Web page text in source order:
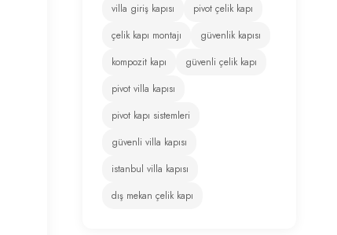
villa giriş kapısı
pivot çelik kapı
çelik kapı montajı
güvenlik kapısı
kompozit kapı
güvenli çelik kapı
pivot villa kapısı
pivot kapı sistemleri
güvenli villa kapısı
istanbul villa kapısı
dış mekan çelik kapı